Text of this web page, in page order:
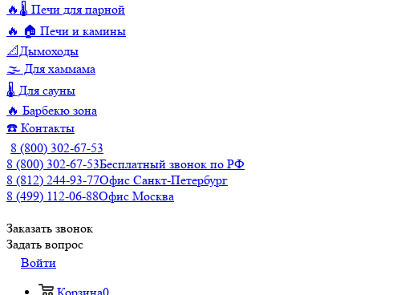
🔥🌡️ Печи для парной
🔥 🏠 Печи и камины
📐Дымоходы
🌫️ Для хаммама
🌡️ Для сауны
🔥 Барбекю зона
☎️ Контакты
8 (800) 302-67-53
8 (800) 302-67-53Бесплатный звонок по РФ
8 (812) 244-93-77Офис Санкт-Петербург
8 (499) 112-06-88Офис Москва
Заказать звонок
Задать вопрос
Войти